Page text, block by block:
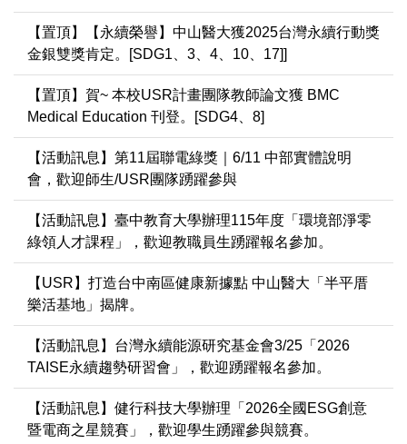
【置頂】【永續榮譽】中山醫大獲2025台灣永續行動獎
金銀雙獎肯定。[SDG1、3、4、10、17]]
【置頂】賀~ 本校USR計畫團隊教師論文獲 BMC
Medical Education 刊登。[SDG4、8]
【活動訊息】第11屆聯電綠獎｜6/11 中部實體說明
會，歡迎師生/USR團隊踴躍參與
【活動訊息】臺中教育大學辦理115年度「環境部淨零
綠領人才課程」，歡迎教職員生踴躍報名參加。
【USR】打造台中南區健康新據點 中山醫大「半平厝
樂活基地」揭牌。
【活動訊息】台灣永續能源研究基金會3/25「2026
TAISE永續趨勢研習會」，歡迎踴躍報名參加。
【活動訊息】健行科技大學辦理「2026全國ESG創意
暨電商之星競賽」，歡迎學生踴躍參與競賽。